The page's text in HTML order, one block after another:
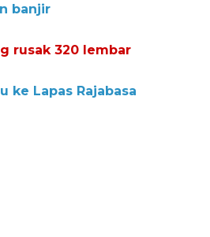
banjir
rusak 320 lembar
ke Lapas Rajabasa